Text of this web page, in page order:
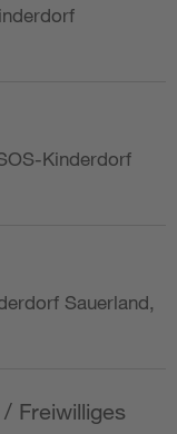
Kinderdorf
Sauerland,
Freiwilliges